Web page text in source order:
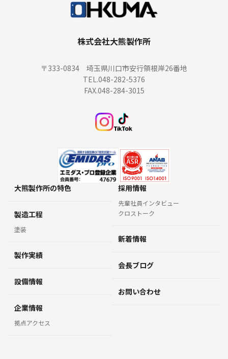
株式会社大熊製作所
〒333-0834 埼玉県川口市安行領根岸26番地
TEL.048-282-5376
FAX.048-284-3015
大熊製作所の特色
製造工程
塗装
製作実績
設備情報
企業情報
拠点アクセス
採用情報
先輩社員インタビュー
クロストーク
新着情報
会長ブログ
お問い合わせ